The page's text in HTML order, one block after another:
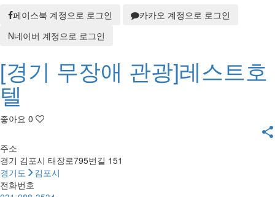
페이스북 계정으로 로그인
카카오 계정으로 로그인
N네이버 계정으로 로그인
[경기 무장애 관광]레스트호
텔
좋아요 0
share
주소
경기 김포시 태장로795번길 151
경기도
김포시
전화번호